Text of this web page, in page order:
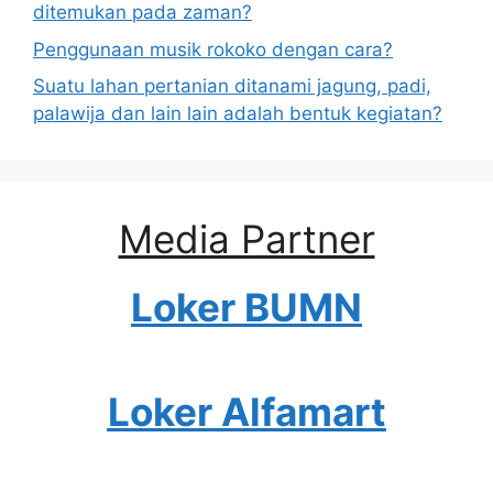
ditemukan pada zaman?
Penggunaan musik rokoko dengan cara?
Suatu lahan pertanian ditanami jagung, padi,
palawija dan lain lain adalah bentuk kegiatan?
Media Partner
Loker BUMN
Loker Alfamart